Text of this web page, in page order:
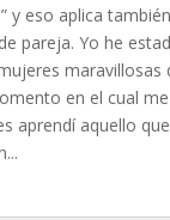
y eso aplica
pareja. Yo he
maravillosas
en el cual
aprendí aquello